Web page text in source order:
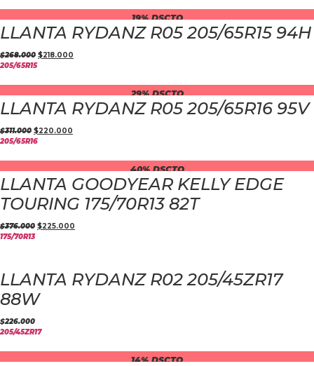
19% DSCTO
LLANTA RYDANZ R05 205/65R15 94H
$268.000 $218.000
205/65R15
29% DSCTO
LLANTA RYDANZ R05 205/65R16 95V
$311.000 $220.000
205/65R16
40% DSCTO
LLANTA GOODYEAR KELLY EDGE
TOURING 175/70R13 82T
$376.000 $225.000
175/70R13
LLANTA RYDANZ R02 205/45ZR17
88W
$226.000
205/45ZR17
14% DSCTO